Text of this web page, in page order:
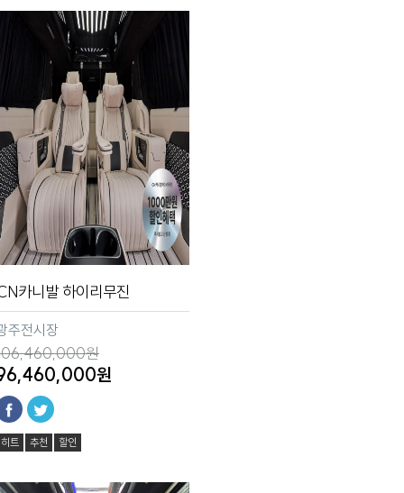
카니발 하이리무진
주전시장
원
원
히트 추천 할인